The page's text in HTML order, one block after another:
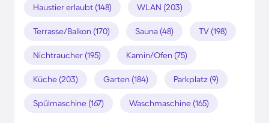
Haustier erlaubt (148) WLAN (203)
Terrasse/Balkon (170) Sauna (48) TV (198)
Nichtraucher (195) Kamin/Ofen (75)
Küche (203) Garten (184) Parkplatz (9)
Spülmaschine (167) Waschmaschine (165)